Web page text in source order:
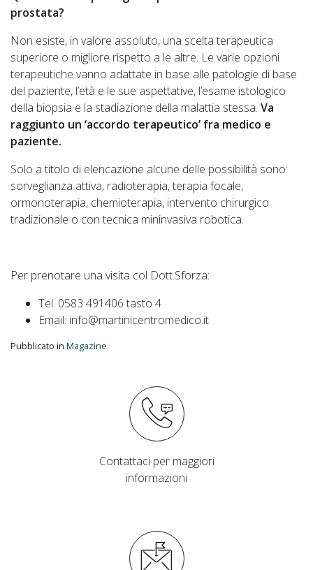
prostata?
Non esiste, in valore assoluto, una scelta terapeutica
superiore o migliore rispetto a le altre. Le varie opzioni
terapeutiche vanno adattate in base alle patologie di base
del paziente, l’età e le sue aspettative, l’esame istologico
della biopsia e la stadiazione della malattia stessa. Va
raggiunto un ‘accordo terapeutico’ fra medico e
paziente.
Solo a titolo di elencazione alcune delle possibilità sono:
sorveglianza attiva, radioterapia, terapia focale,
ormonoterapia, chemioterapia, intervento chirurgico
tradizionale o con tecnica mininvasiva robotica.
Per prenotare una visita col Dott.Sforza:
Tel. 0583 491406 tasto 4
Email: info@martinicentromedico.it
Pubblicato in Magazine
Contattaci per maggiori
informazioni